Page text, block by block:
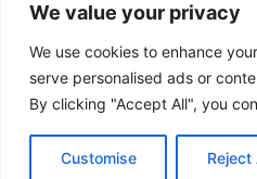
We value your privacy
We use cookies to enhance
serve personalised ads or
By clicking "Accept All", you
Customise Reject
Καλέστε
Δευτ – Τετ. –
Τρίτ. – Πέμπτ. –
© 2022 Λευκά